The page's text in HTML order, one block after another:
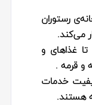
رستوران
می‌کند.
غذاهای و
و قرمه .
خدمات
هستند.